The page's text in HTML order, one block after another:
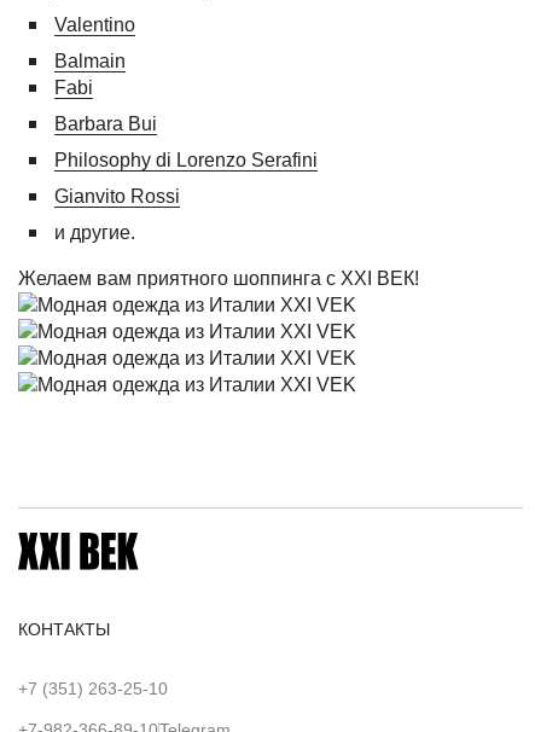
Valentino
Balmain
Fabi
Barbara Bui
Philosophy di Lorenzo Serafini
Gianvito Rossi
и другие.
Желаем вам приятного шоппинга с XXI ВЕК!
КОНТАКТЫ
+7 (351) 263-25-10